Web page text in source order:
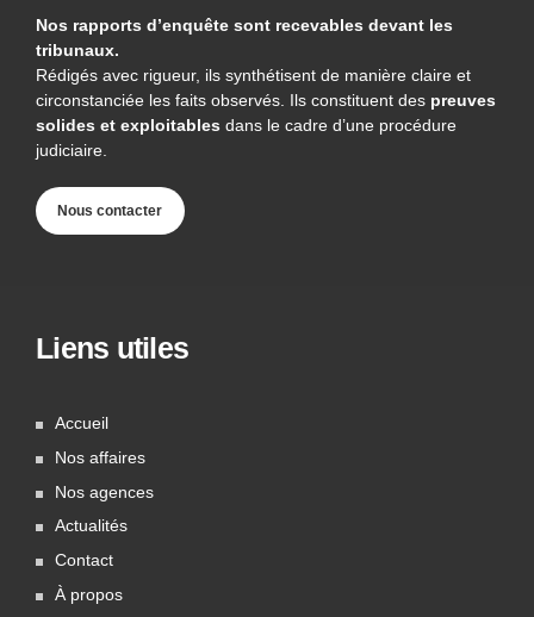
Nos rapports d’enquête sont recevables devant les
tribunaux.
Rédigés avec rigueur, ils synthétisent de manière claire et
circonstanciée les faits observés. Ils constituent des preuves
solides et exploitables dans le cadre d’une procédure
judiciaire.
Nous contacter
Liens utiles
Accueil
Nos affaires
Nos agences
Actualités
Contact
À propos